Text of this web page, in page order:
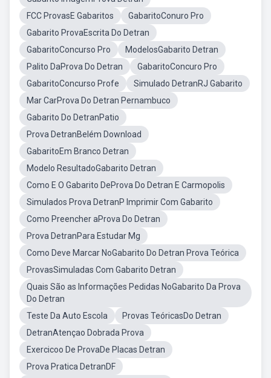
FCC ProvasE Gabaritos
GabaritoConuro Pro
Gabarito ProvaEscrita Do Detran
GabaritoConcurso Pro
ModelosGabarito Detran
Palito DaProva Do Detran
GabaritoConcuro Pro
GabaritoConcurso Profe
Simulado DetranRJ Gabarito
Mar CarProva Do Detran Pernambuco
Gabarito Do DetranPatio
Prova DetranBelém Download
GabaritoEm Branco Detran
Modelo ResultadoGabarito Detran
Como E O Gabarito DeProva Do Detran E Carmopolis
Simulados Prova DetranP Imprimir Com Gabarito
Como Preencher aProva Do Detran
Prova DetranPara Estudar Mg
Como Deve Marcar NoGabarito Do Detran Prova Teórica
ProvasSimuladas Com Gabarito Detran
Quais São as Informações Pedidas NoGabarito Da Prova
Do Detran
Teste Da Auto Escola
Provas TeóricasDo Detran
DetranAtençao Dobrada Prova
Exercicoo De ProvaDe Placas Detran
Prova Pratica DetranDF